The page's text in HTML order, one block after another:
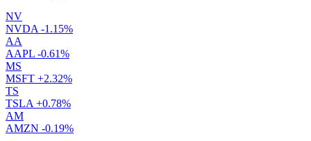
NV
NVDA -1.15%
AA
AAPL -0.61%
MS
MSFT +2.32%
TS
TSLA +0.78%
AM
AMZN -0.19%